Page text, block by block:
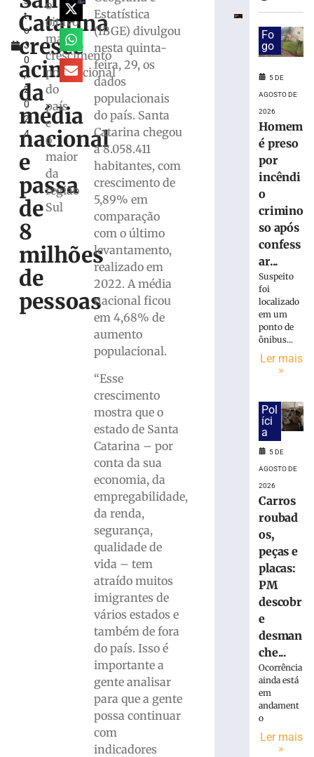
t
o
3
0
,
2
0
2
4
Catarina
cresce
acima
da
média
nacional
e
passa
de
8
milhões
de
pessoas
o
oitavo
maior
crescimento
populacional
do
país
e
o
maior
da
região
Sul
Estatística
(IBGE) divulgou
nesta quinta-
feira, 29, os
dados
populacionais
do país. Santa
Catarina chegou
a 8.058.411
habitantes, com
crescimento de
5,89% em
comparação
com o último
levantamento,
realizado em
2022. A média
nacional ficou
em 4,68% de
aumento
populacional.
“Esse
crescimento
mostra que o
estado de Santa
Catarina – por
conta da sua
economia, da
empregabilidade,
da renda,
segurança,
qualidade de
vida – tem
atraído muitos
imigrantes de
vários estados e
também de fora
do país. Isso é
importante a
gente analisar
para que a gente
possa continuar
com
indicadores
mais
milhões
obras,
nova
UBS,
Beira
projeto
Cidade
Inteligente
Civil
estado
alerta
temporais
Concurso
público
Prefeitura
Brusque
encerra
inscrições
Fo
go
5 DE
AGOSTO DE
2026
Homem
é preso
por
incêndi
o
crimino
so após
confess
ar...
Suspeito
foi
localizado
em um
ponto de
ônibus...
Ler mais
»
Pol
íci
a
5 DE
AGOSTO DE
2026
Carros
roubad
os,
peças e
placas:
PM
descobr
e
desman
che...
Ocorrência
ainda está
em
andament
o
Ler mais
»